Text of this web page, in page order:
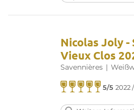
Nicolas Joly -
Vieux Clos
Savennières |
5/52022